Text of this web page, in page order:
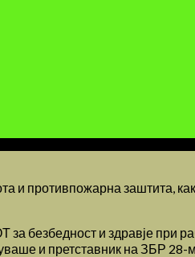
и противпожарна заштита,
безбедност и здравје при
и претставник на ЗБР 28-